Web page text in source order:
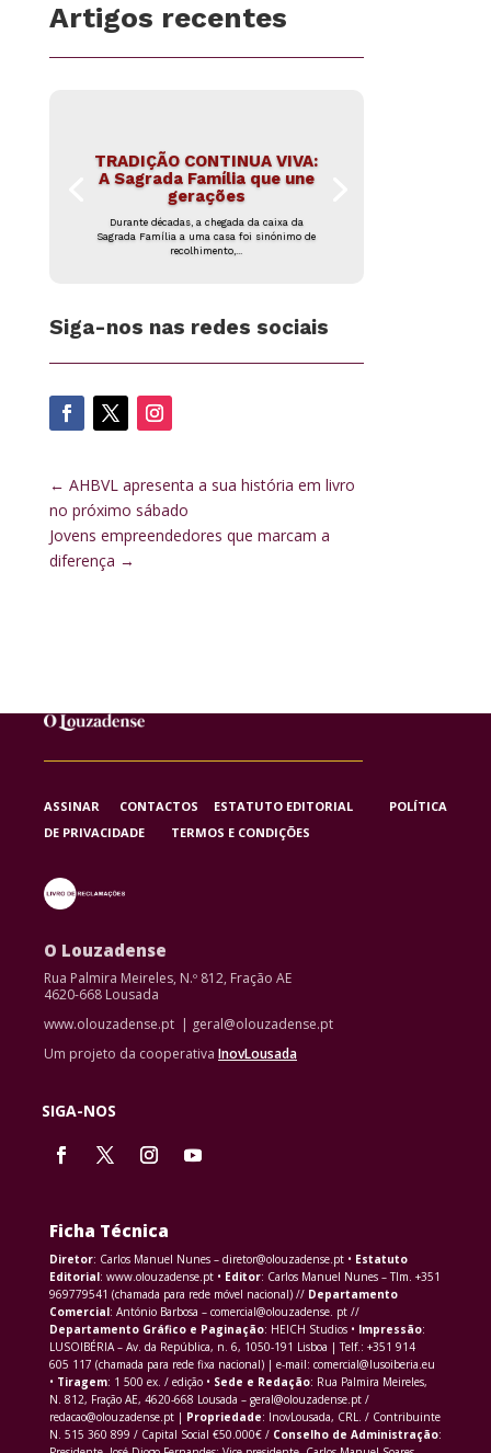
Artigos recentes
TRADIÇÃO CONTINUA VIVA:
A Sagrada Família que une
gerações
Durante décadas, a chegada da caixa da
Sagrada Família a uma casa foi sinónimo de
recolhimento,...
Siga-nos nas redes sociais
← AHBVL apresenta a sua história em livro
no próximo sábado
Jovens empreendedores que marcam a
diferença →
ASSINAR CONTACTOS ESTATUTO EDITORIAL POLÍTICA
DE PRIVACIDADE TERMOS E CONDIÇÕES
O Louzadense
Rua Palmira Meireles, N.º 812, Fração AE
4620-668 Lousada
www.olouzadense.pt | geral@olouzadense.pt
Um projeto da cooperativa InovLousada
SIGA-NOS
Ficha Técnica
Diretor: Carlos Manuel Nunes – diretor@olouzadense.pt • Estatuto
Editorial: www.olouzadense.pt • Editor: Carlos Manuel Nunes – Tlm. +351
969779541 (chamada para rede móvel nacional) // Departamento
Comercial: António Barbosa – comercial@olouzadense. pt //
Departamento Gráfico e Paginação: HEICH Studios • Impressão:
LUSOIBÉRIA – Av. da República, n. 6, 1050-191 Lisboa | Telf.: +351 914
605 117 (chamada para rede fixa nacional) | e-mail: comercial@lusoiberia.eu
• Tiragem: 1 500 ex. / edição • Sede e Redação: Rua Palmira Meireles,
N. 812, Fração AE, 4620-668 Lousada – geral@olouzadense.pt /
redacao@olouzadense.pt | Propriedade: InovLousada, CRL. / Contribuinte
N. 515 360 899 / Capital Social €50.000€ / Conselho de Administração: